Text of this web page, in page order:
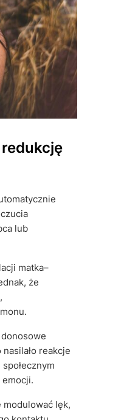
lub
matka–
że
reakcje
lęk,